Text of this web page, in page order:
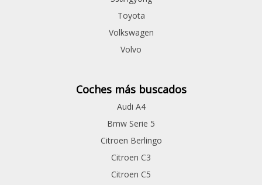
Toyota
Volkswagen
Volvo
Coches más buscados
Audi A4
Bmw Serie 5
Citroen Berlingo
Citroen C3
Citroen C5